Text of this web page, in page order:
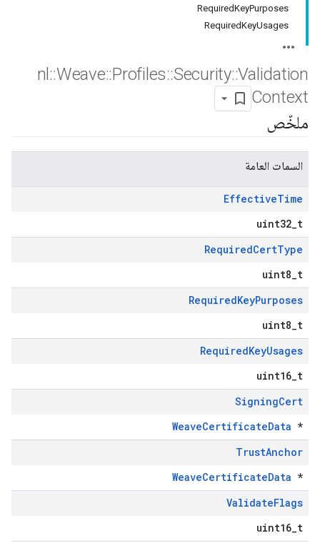
RequiredKeyPurposes
RequiredKeyUsages
nl ::Weave::Profiles::Security::Validation
Context
ملخّص
السمات العامة
EffectiveTime
uint32_t
RequiredCertType
uint8_t
RequiredKeyPurposes
uint8_t
RequiredKeyUsages
uint16_t
SigningCert
WeaveCertificateData *
TrustAnchor
WeaveCertificateData *
ValidateFlags
uint16_t